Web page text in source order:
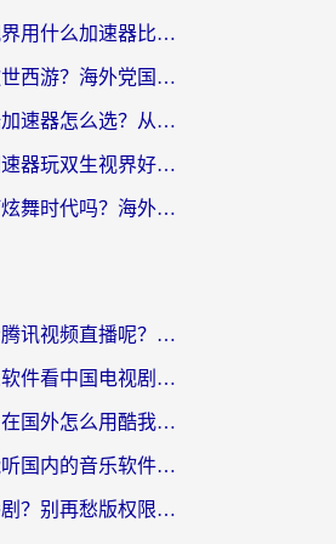
英国玩双生视界用什么加速器比较好？海外党亲测有效的国服游戏加速方案
泰国怎么玩傲世西游？海外党国服游戏加速终极攻略（附光明大陆量子特攻实测）
国外光明大陆加速器怎么选？从卡顿到丝滑的终极指南（含德国玩走开外星人墨西哥玩俄罗斯方块技巧）
在国外什么加速器玩双生视界好用？海外党亲测不踩坑的终极指南
在国外可以打炫舞时代吗？海外玩家国服游戏加速全攻略（附实测推荐）
在国外怎么看腾讯视频直播呢？留学生亲测有效的回国加速指南
在日本用什么软件看中国电视剧呢？留学生亲测有效的回国加速方案
海外党必看：在国外怎么用酷我音乐听音乐？告别“地区不支持”的实用指南
在国外怎么能听国内的音乐软件？别让版权限制断了你的“中文歌单”
国外怎么看番剧？别再愁版权限制！一个工具解决所有回国追剧难题